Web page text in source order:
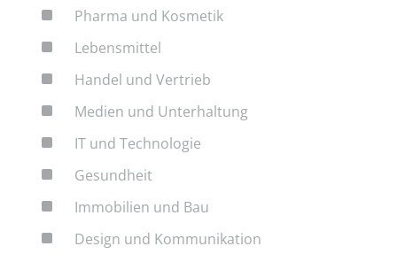
^ Pharma und Kosmetik
^ Lebensmittel
^ Handel und Vertrieb
^ Medien und Unterhaltung
^ IT und Technologie
^ Gesundheit
^ Immobilien und Bau
^ Design und Kommunikation